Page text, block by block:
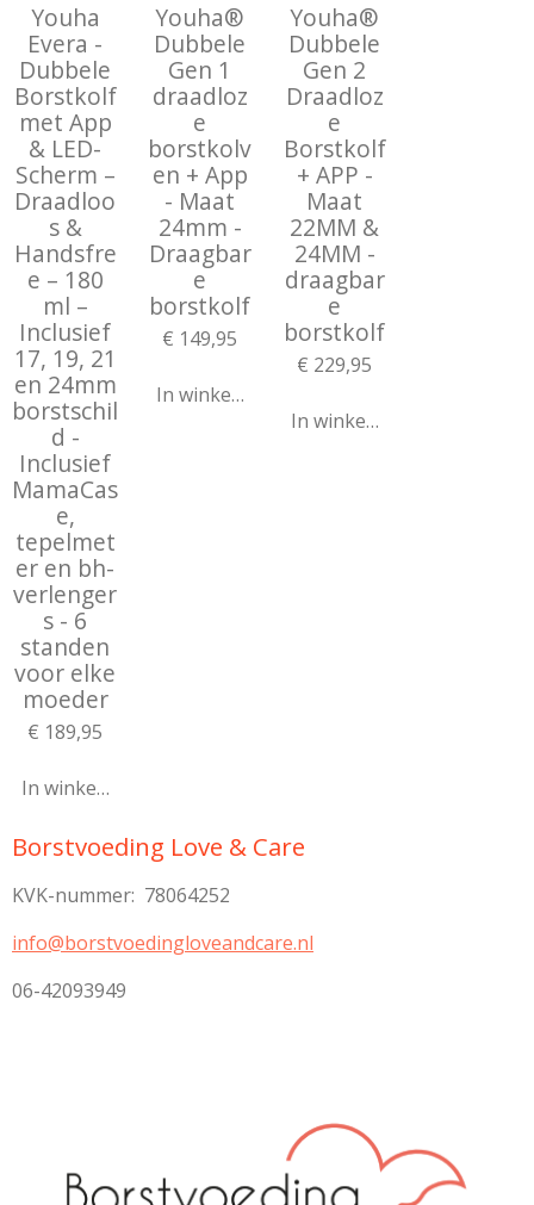
Youha
Evera -
Dubbele
Borstkolf
met App
& LED-
Scherm –
Draadloo
s &
Handsfre
e – 180
ml –
Inclusief
17, 19, 21
en 24mm
borstschil
d -
Inclusief
MamaCas
e,
tepelmet
er en bh-
verlenger
s - 6
standen
voor elke
moeder
€ 189,95
In winkelwagen
Youha®
Dubbele
Gen 1
draadloz
e
borstkolv
en + App
- Maat
24mm -
Draagbar
e
borstkolf
€ 149,95
In winkelwagen
Youha®
Dubbele
Gen 2
Draadloz
e
Borstkolf
+ APP -
Maat
22MM &
24MM -
draagbar
e
borstkolf
€ 229,95
In winkelwagen
Borstvoeding Love & Care
KVK-nummer: 78064252
info@borstvoedingloveandcare.nl
06-42093949